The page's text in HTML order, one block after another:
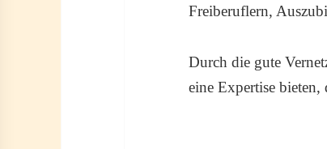
Freiberuflern,
Durch die gute
eine Expertise